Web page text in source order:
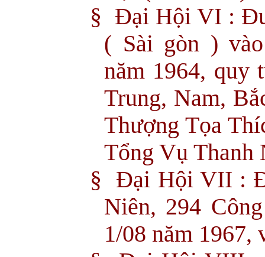
§ Đại Hội VI :
( Sài gòn )
năm 1964, quy
Trung, Nam,
Thượng Tọa
Tổng Vụ Thanh
§
Đại Hội VII :
Niên, 294
1/08 năm 1967,